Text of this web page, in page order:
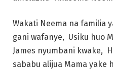
Wakati Neema na familia
gani wafanye, Usiku huo
James nyumbani kwake,
sababu alijua Mama yake